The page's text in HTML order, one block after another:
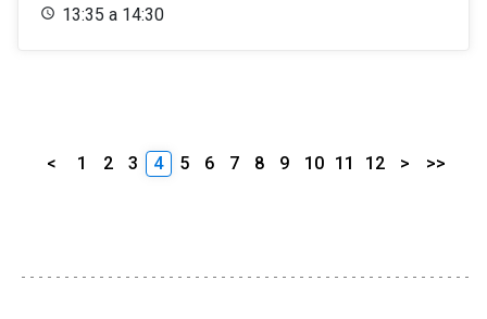
13:35 a 14:30
< 1 2 3 4 5 6 7 8 9 10 11 12 > >>